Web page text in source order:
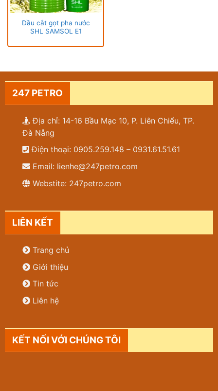
Dầu cắt gọt pha nước
SHL SAMSOL E1
247 PETRO
Địa chỉ: 14-16 Bầu Mạc 10, P. Liên Chiểu, TP.
Đà Nẵng
Điện thoại: 0905.259.148 – 0931.61.51.61
Email: lienhe@247petro.com
Webstite: 247petro.com
LIÊN KẾT
Trang chủ
Giới thiệu
Tin tức
Liên hệ
KẾT NỐI VỚI CHÚNG TÔI